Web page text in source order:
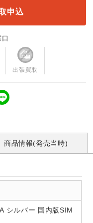
申込
出張買取
商品情報(発売当時)
シルバー 国内版SIM